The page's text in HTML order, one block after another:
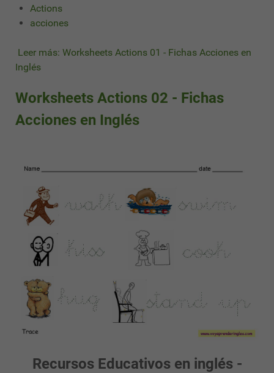
Actions
acciones
Leer más: Worksheets Actions 01 - Fichas Acciones en
Inglés
Worksheets Actions 02 - Fichas
Acciones en Inglés
Recursos Educativos en inglés -